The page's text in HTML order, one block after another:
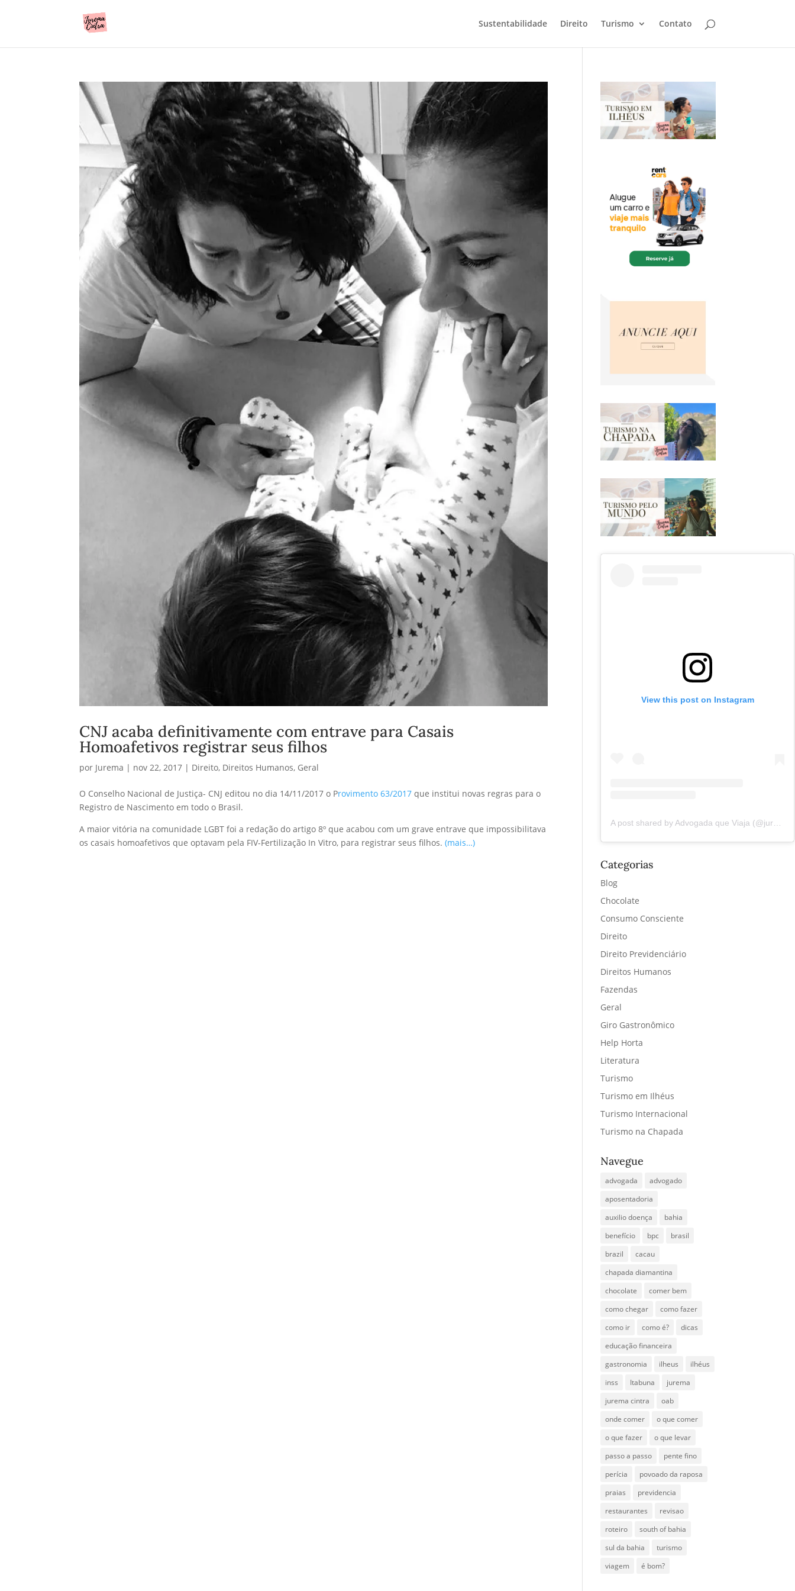
Sustentabilidade Direito Turismo Contato
CNJ acaba definitivamente com entrave para Casais
Homoafetivos registrar seus filhos
por Jurema | nov 22, 2017 | Direito, Direitos Humanos, Geral
O Conselho Nacional de Justiça- CNJ editou no dia 14/11/2017 o Provimento 63/2017 que institui novas regras para o
Registro de Nascimento em todo o Brasil.
A maior vitória na comunidade LGBT foi a redação do artigo 8º que acabou com um grave entrave que impossibilitava
os casais homoafetivos que optavam pela FIV-Fertilização In Vitro, para registrar seus filhos.(mais…)
View this post on Instagram
A post shared by Advogada que Viaja (@juremacintra)
Categorias
Blog
Chocolate
Consumo Consciente
Direito
Direito Previdenciário
Direitos Humanos
Fazendas
Geral
Giro Gastronômico
Help Horta
Literatura
Turismo
Turismo em Ilhéus
Turismo Internacional
Turismo na Chapada
Navegue
advogada
advogado
aposentadoria
auxilio doença
bahia
benefício
bpc
brasil
brazil
cacau
chapada diamantina
chocolate
comer bem
como chegar
como fazer
como ir
como é?
dicas
educação financeira
gastronomia
ilheus
ilhéus
inss
Itabuna
jurema
jurema cintra
oab
onde comer
o que comer
o que fazer
o que levar
passo a passo
pente fino
perícia
povoado da raposa
praias
previdencia
restaurantes
revisao
roteiro
south of bahia
sul da bahia
turismo
viagem
é bom?